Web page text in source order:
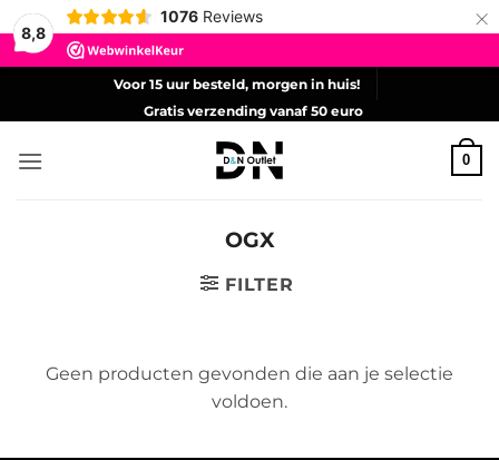
8,8
1076 Reviews ×
Voor 15 uur besteld, morgen in huis!
Gratis verzending vanaf 50 euro
0
OGX
FILTER
Geen producten gevonden die aan je selectie
voldoen.